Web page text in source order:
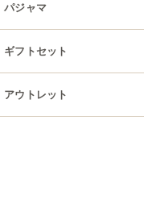
パジャマ
ギフトセット
アウトレット